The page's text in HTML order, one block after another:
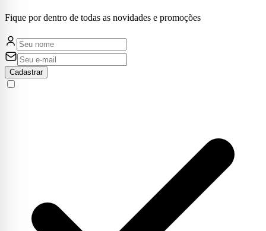
Fique por dentro de todas as novidades e promoções
Cadastrar